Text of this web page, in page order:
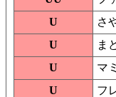
U
さ
U
ま
U
マ
U
フ